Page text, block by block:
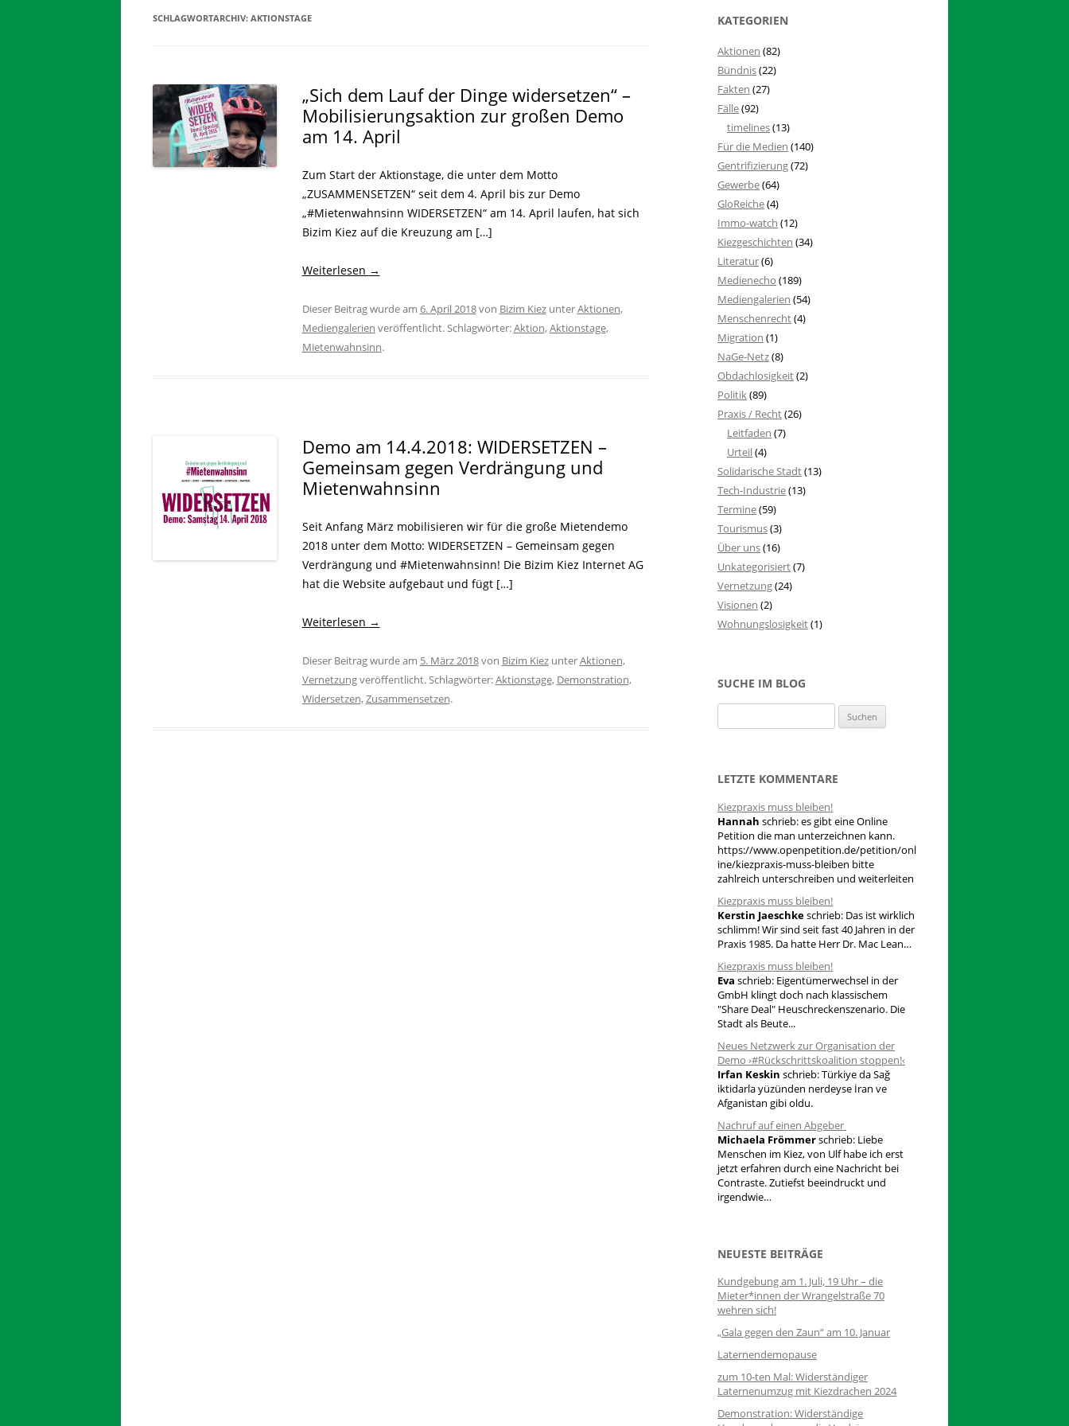
SCHLAGWORTARCHIV: AKTIONSTAGE
„Sich dem Lauf der Dinge widersetzen“ –
Mobilisierungsaktion zur großen Demo
am 14. April
Zum Start der Aktionstage, die unter dem Motto
„ZUSAMMENSETZEN“ seit dem 4. April bis zur Demo
„#Mietenwahnsinn WIDERSETZEN“ am 14. April laufen, hat sich
Bizim Kiez auf die Kreuzung am […]
Weiterlesen →
Dieser Beitrag wurde am 6. April 2018von Bizim KiezunterAktionen,
Mediengalerien veröffentlicht. Schlagwörter:Aktion,Aktionstage,
Mietenwahnsinn.
Demo am 14.4.2018: WIDERSETZEN –
Gemeinsam gegen Verdrängung und
Mietenwahnsinn
Seit Anfang März mobilisieren wir für die große Mietendemo
2018 unter dem Motto: WIDERSETZEN – Gemeinsam gegen
Verdrängung und #Mietenwahnsinn! Die Bizim Kiez​ Internet AG
hat die Website aufgebaut und fügt […]
Weiterlesen →
Dieser Beitrag wurde am 5. März 2018von Bizim KiezunterAktionen,
Vernetzungveröffentlicht. Schlagwörter:Aktionstage, Demonstration,
Widersetzen,Zusammensetzen.
KATEGORIEN
Aktionen (82)
Bündnis(22)
Fakten (27)
Fälle(92)
timelines(13)
Für die Medien (140)
Gentrifizierung(72)
Gewerbe(64)
GloReiche(4)
Immo-watch (12)
Kiezgeschichten (34)
Literatur(6)
Medienecho (189)
Mediengalerien (54)
Menschenrecht(4)
Migration (1)
NaGe-Netz(8)
Obdachlosigkeit(2)
Politik(89)
Praxis / Recht(26)
Leitfaden (7)
Urteil(4)
Solidarische Stadt(13)
Tech-Industrie(13)
Termine(59)
Tourismus(3)
Über uns(16)
Unkategorisiert(7)
Vernetzung(24)
Visionen (2)
Wohnungslosigkeit(1)
SUCHE IM BLOG
u
n
n
a
c
h
:
LETZTE KOMMENTARE
Kiezpraxis muss bleiben!
Hannah schrieb:es gibt eine Online
Petition die man unterzeichnen kann.
https://www.openpetition.de/petition/onl
ine/kiezpraxis-muss-bleiben bitte
zahlreich unterschreiben und weiterleiten
Kiezpraxis muss bleiben!
Kerstin Jaeschkeschrieb: Das ist wirklich
schlimm! Wir sind seit fast 40 Jahren in der
Praxis 1985. Da hatte Herr Dr. Mac Lean…
Kiezpraxis muss bleiben!
Eva schrieb: Eigentümerwechsel in der
GmbH klingt doch nach klassischem
"Share Deal" Heuschreckenszenario. Die
Stadt als Beute...
Neues Netzwerk zur Organisation der
Demo ›#Rückschrittskoalition stoppen!‹
Irfan Keskin schrieb:Türkiye da Sağ
iktidarla yüzünden nerdeyse İran ve
Afganistan gibi oldu.
Nachruf auf einen Abgeber
Michaela Frömmerschrieb: Liebe
Menschen im Kiez, von Ulf habe ich erst
jetzt erfahren durch eine Nachricht bei
Contraste. Zutiefst beeindruckt und
irgendwie…
NEUESTE BEITRÄGE
Kundgebung am 1. Juli, 19 Uhr – die
Mieter*innen der Wrangelstraße 70
wehren sich!
„Gala gegen den Zaun“ am 10. Januar
Laternendemopause
zum 10-ten Mal: Widerständiger
Laternenumzug mit Kiezdrachen 2024
Demonstration: Widerständige